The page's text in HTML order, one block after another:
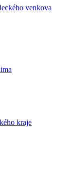
venkova
kraje